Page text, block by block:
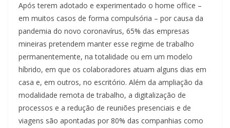
Após terem adotado e experimentado o home office –
em muitos casos de forma compulsória – por causa da
pandemia do novo coronavírus, 65% das empresas
mineiras pretendem manter esse regime de trabalho
permanentemente, na totalidade ou em um modelo
híbrido, em que os colaboradores atuam alguns dias em
casa e, em outros, no escritório. Além da ampliação da
modalidade remota de trabalho, a digitalização de
processos e a redução de reuniões presenciais e de
viagens são apontadas por 80% das companhias como